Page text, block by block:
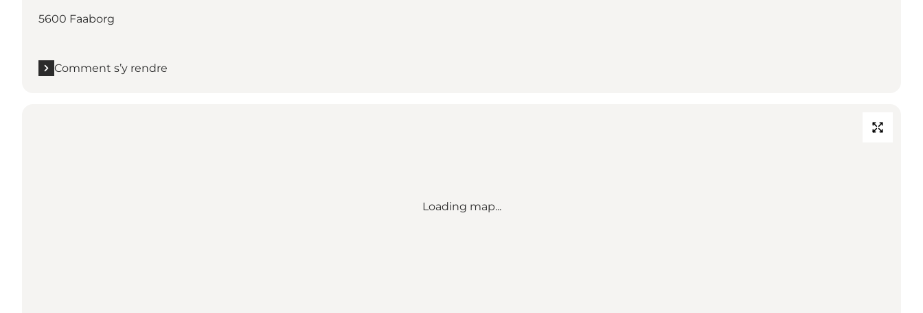
5600 Faaborg
Comment s’y rendre
Loading map...